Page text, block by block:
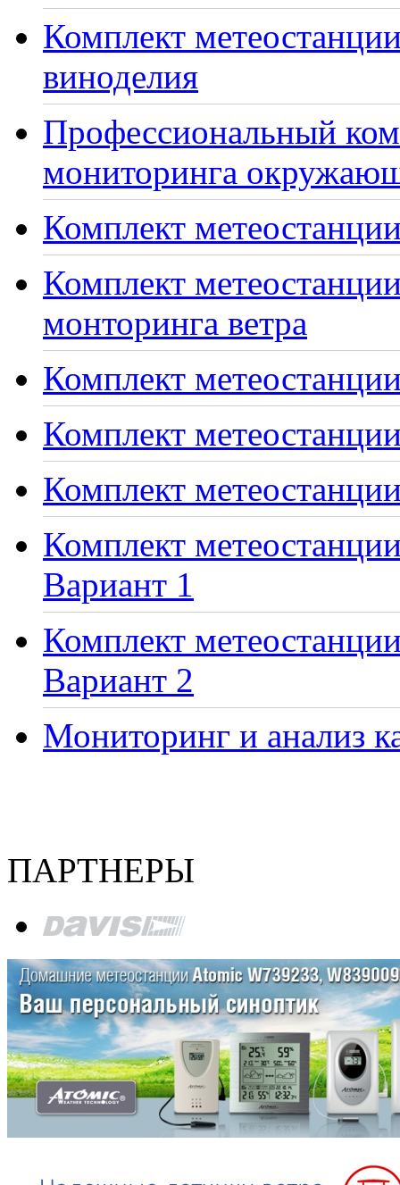
Комплект
виноделия
Профессиональный
мониторинга
Комплект
Комплект
монторинга ветра
Комплект
Комплект
Комплект
Комплект
Вариант 1
Комплект
Вариант 2
Мониторинг и анализ
ПАРТНЕРЫ